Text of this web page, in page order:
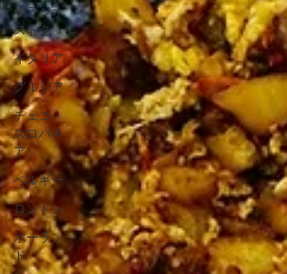
ウラジオ
ストク
イタリア
グルジア
チェコ・
スロバキ
ア
ベルギー
ロンドン
ポーラン
ド